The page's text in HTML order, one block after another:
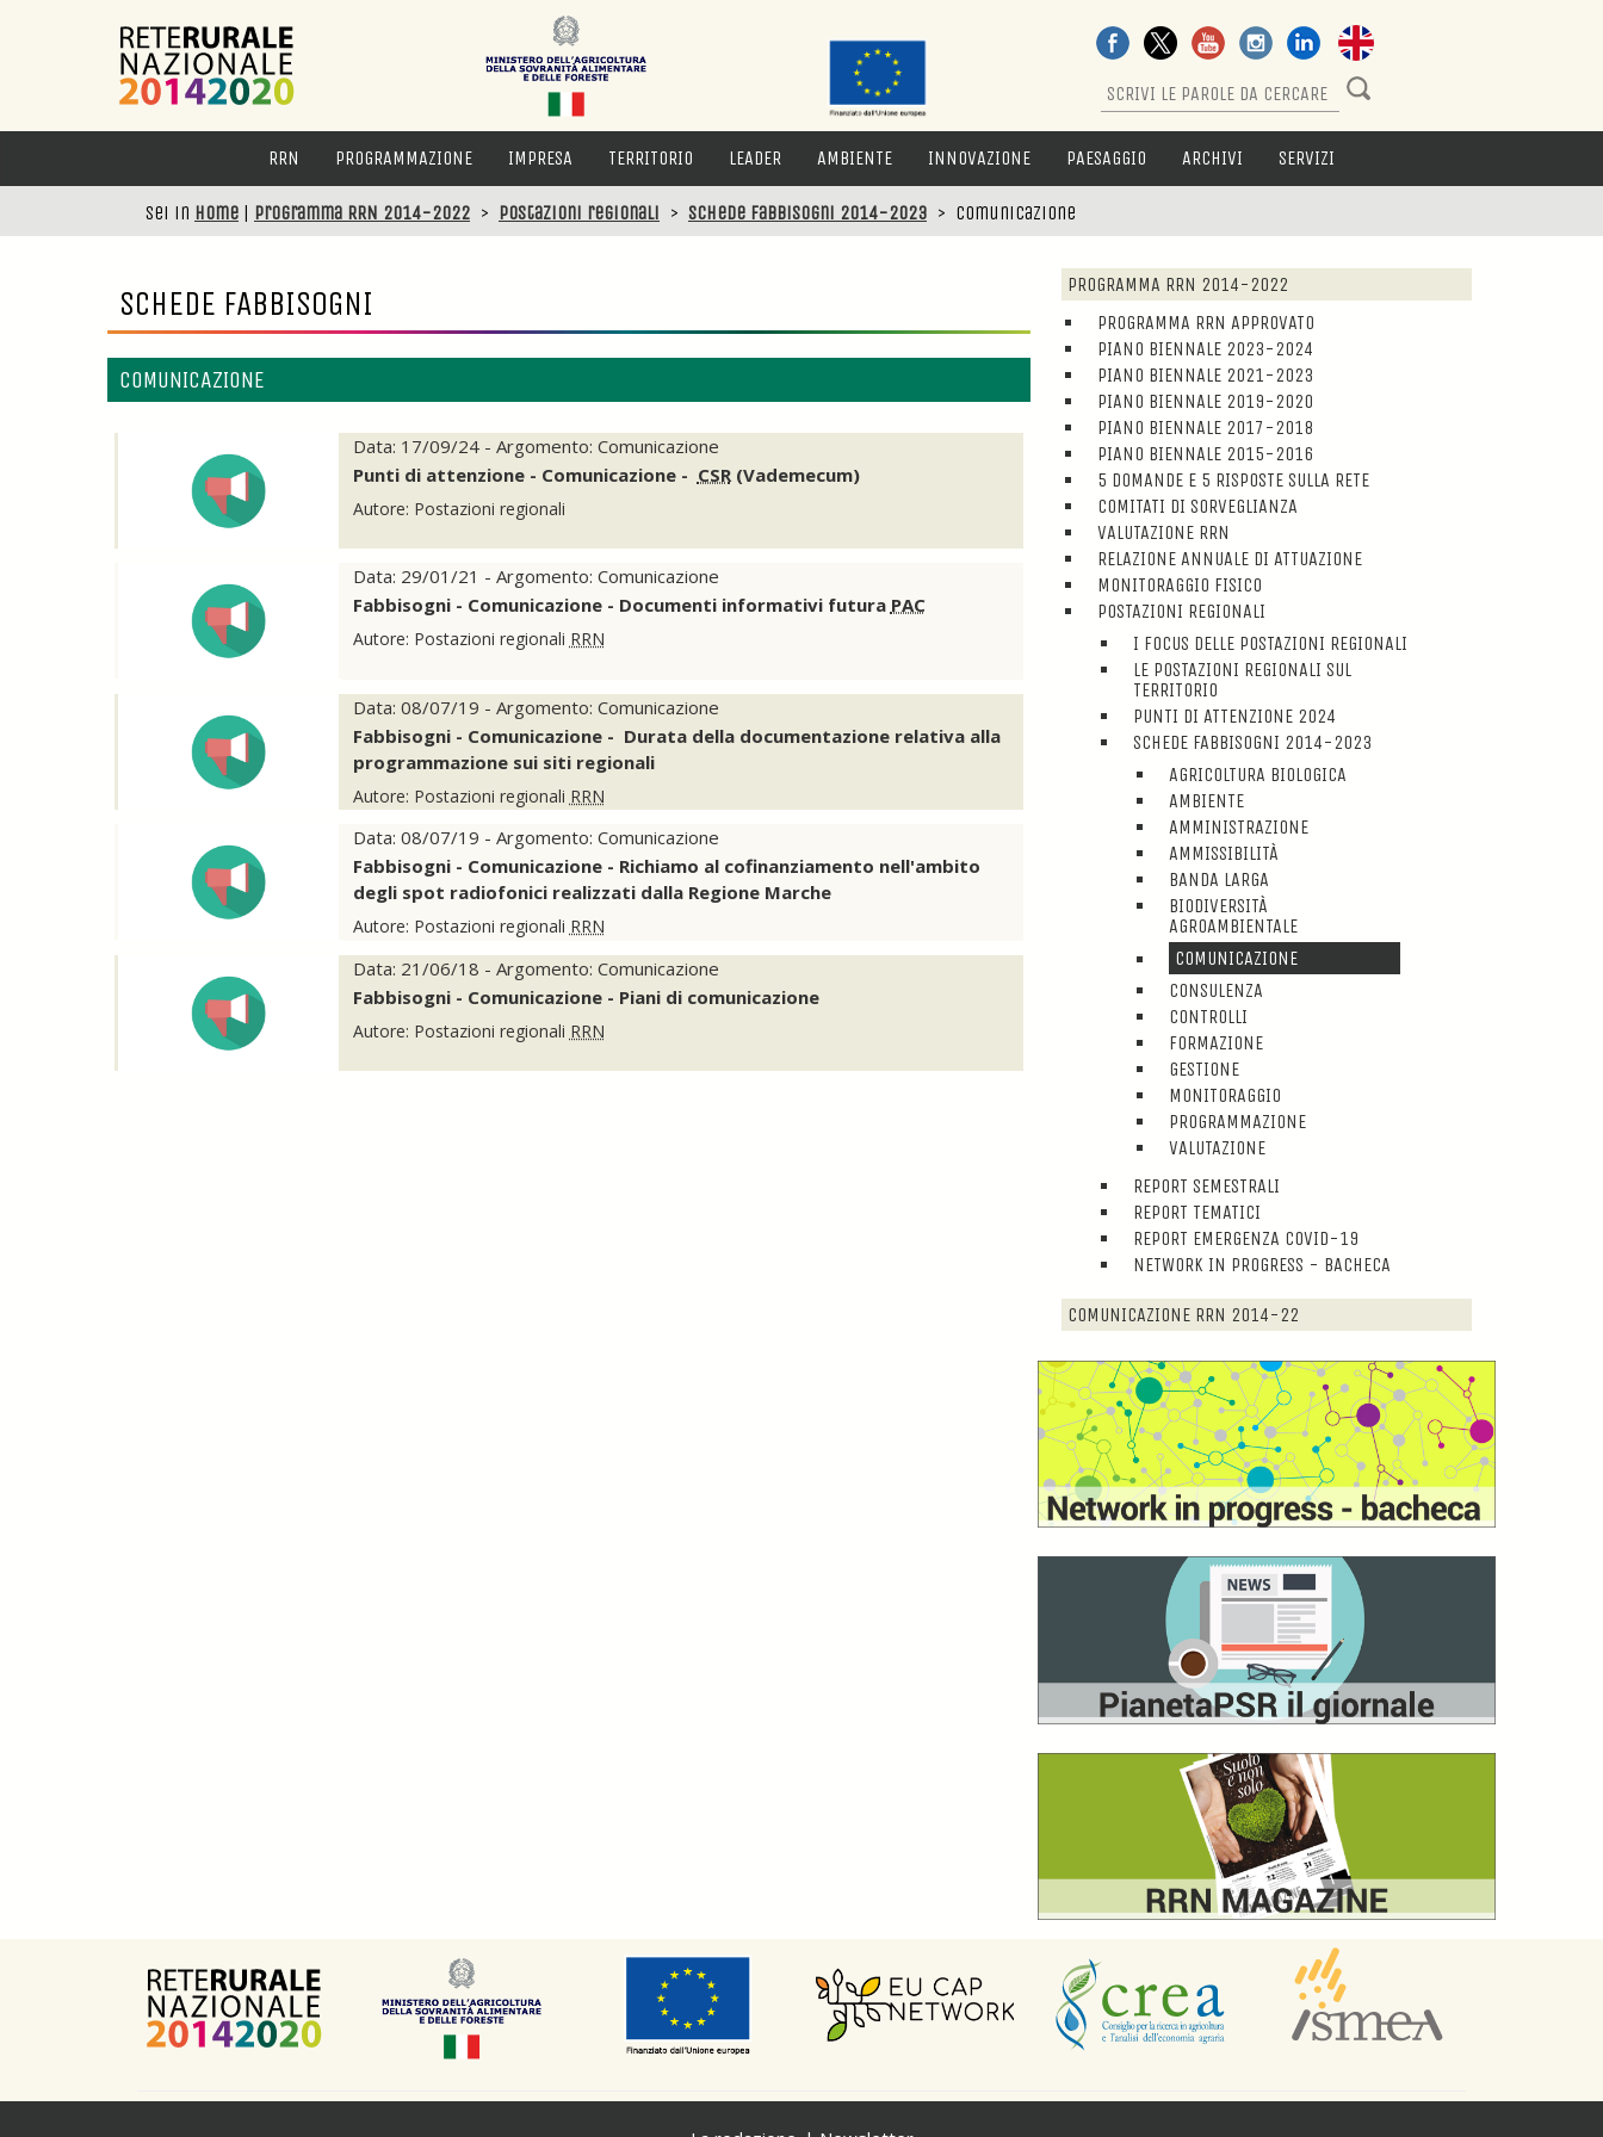
RRN PROGRAMMAZIONE IMPRESA TERRITORIO LEADER AMBIENTE INNOVAZIONE PAESAGGIO ARCHIVI SERVIZI
Sei in Home | Programma RRN 2014-2022 > Postazioni regionali > Schede Fabbisogni 2014-2023 > Comunicazione
SCHEDE FABBISOGNI
COMUNICAZIONE
Data: 17/09/24 - Argomento: Comunicazione
Punti di attenzione - Comunicazione - CSR(Vademecum)
Autore: Postazioni regionali
Data: 29/01/21 - Argomento: Comunicazione
Fabbisogni - Comunicazione - Documenti informativi futura PAC
Autore: Postazioni regionali RRN
Data: 08/07/19 - Argomento: Comunicazione
Fabbisogni - Comunicazione - Durata della documentazione relativa alla
programmazione sui siti regionali
Autore: Postazioni regionali RRN
Data: 08/07/19 - Argomento: Comunicazione
Fabbisogni - Comunicazione - Richiamo al cofinanziamento nell'ambito
degli spot radiofonici realizzati dalla Regione Marche
Autore: Postazioni regionali RRN
Data: 21/06/18 - Argomento: Comunicazione
Fabbisogni - Comunicazione - Piani di comunicazione
Autore: Postazioni regionali RRN
PROGRAMMA RRN 2014-2022
PROGRAMMA RRN APPROVATO
PIANO BIENNALE 2023-2024
PIANO BIENNALE 2021-2023
PIANO BIENNALE 2019-2020
PIANO BIENNALE 2017-2018
PIANO BIENNALE 2015-2016
5 DOMANDE E 5 RISPOSTE SULLA RETE
COMITATI DI SORVEGLIANZA
VALUTAZIONE RRN
RELAZIONE ANNUALE DI ATTUAZIONE
MONITORAGGIO FISICO
POSTAZIONI REGIONALI
I FOCUS DELLE POSTAZIONI REGIONALI
LE POSTAZIONI REGIONALI SUL
TERRITORIO
PUNTI DI ATTENZIONE 2024
SCHEDE FABBISOGNI 2014-2023
AGRICOLTURA BIOLOGICA
AMBIENTE
AMMINISTRAZIONE
AMMISSIBILITÀ
BANDA LARGA
BIODIVERSITÀ
AGROAMBIENTALE
COMUNICAZIONE
CONSULENZA
CONTROLLI
FORMAZIONE
GESTIONE
MONITORAGGIO
PROGRAMMAZIONE
VALUTAZIONE
REPORT SEMESTRALI
REPORT TEMATICI
REPORT EMERGENZA COVID-19
NETWORK IN PROGRESS - BACHECA
COMUNICAZIONE RRN 2014-22